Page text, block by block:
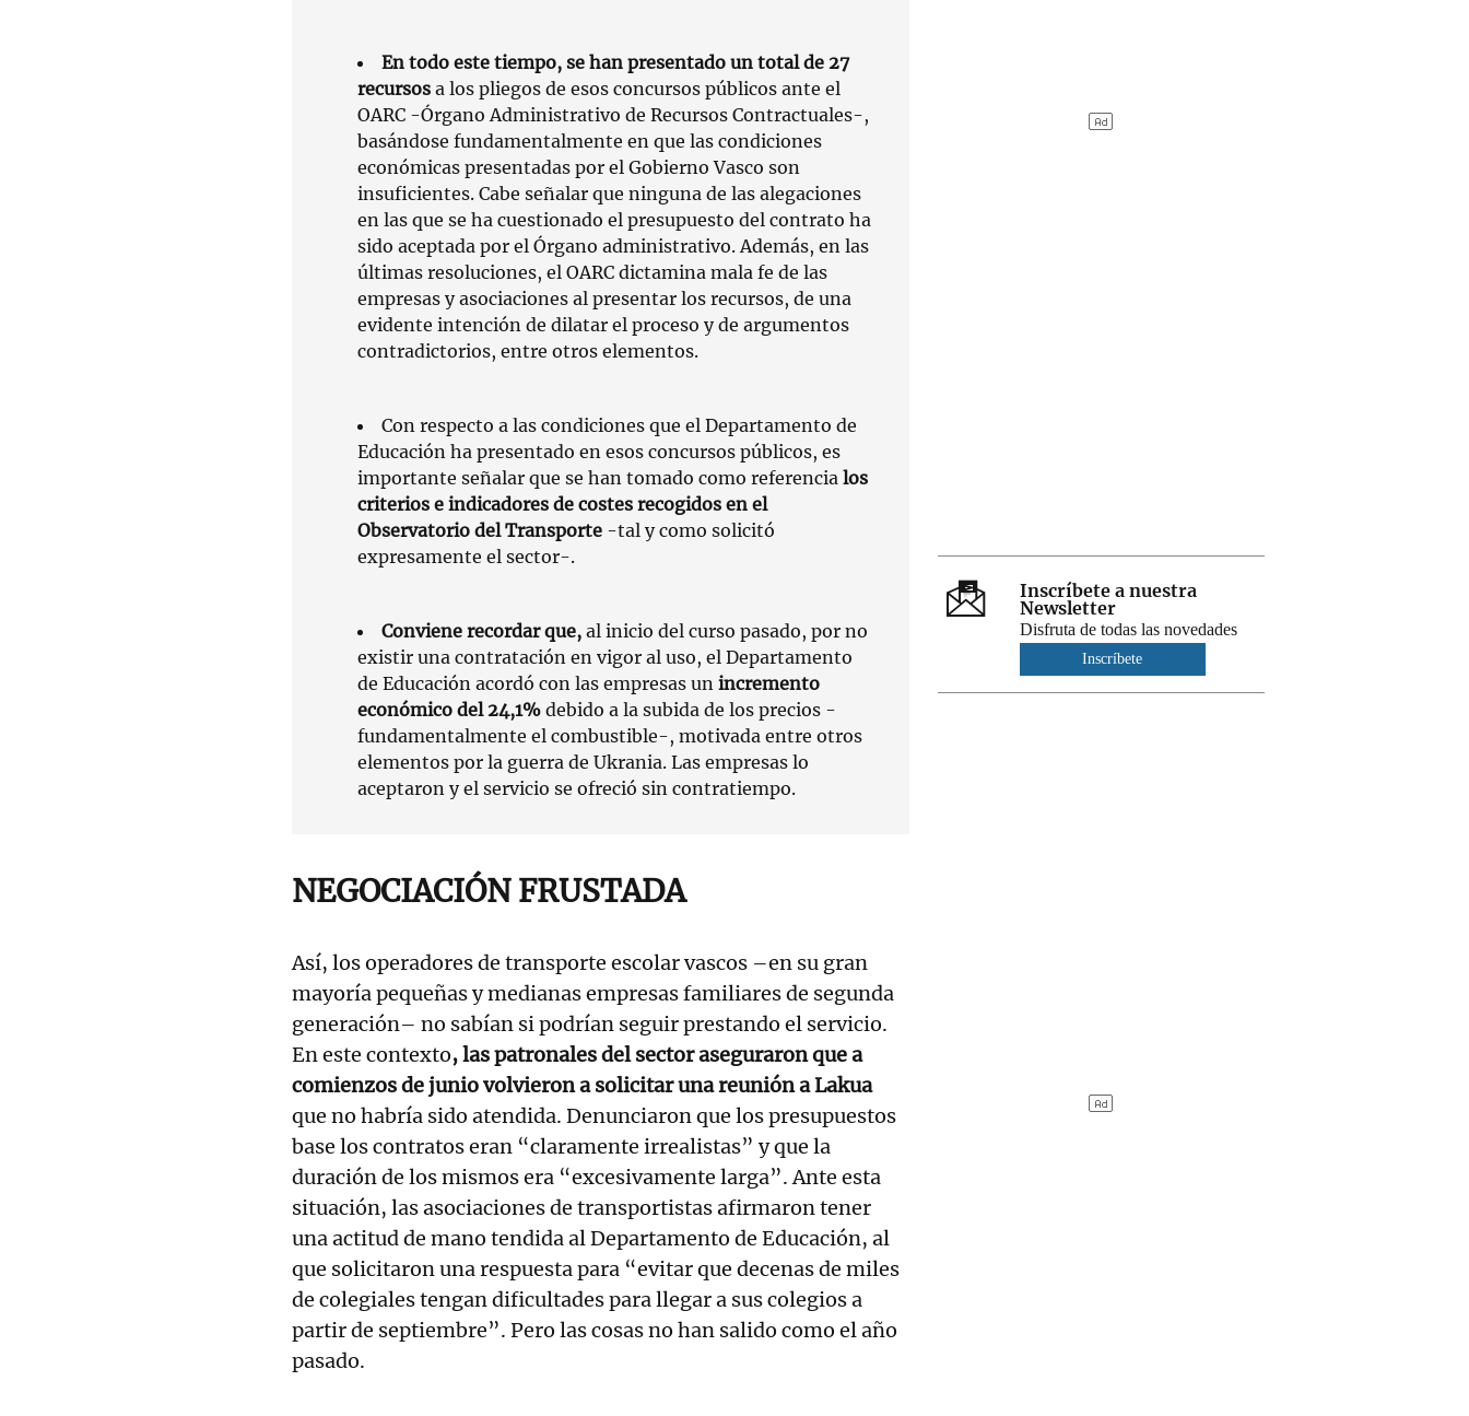
En todo este tiempo, se han presentado un total de 27
recursos a los pliegos de esos concursos públicos ante el
OARC -Órgano Administrativo de Recursos Contractuales-,
basándose fundamentalmente en que las condiciones
económicas presentadas por el Gobierno Vasco son
insuficientes. Cabe señalar que ninguna de las alegaciones
en las que se ha cuestionado el presupuesto del contrato ha
sido aceptada por el Órgano administrativo. Además, en las
últimas resoluciones, el OARC dictamina mala fe de las
empresas y asociaciones al presentar los recursos, de una
evidente intención de dilatar el proceso y de argumentos
contradictorios, entre otros elementos.
Con respecto a las condiciones que el Departamento de
Educación ha presentado en esos concursos públicos, es
importante señalar que se han tomado como referencia los
criterios e indicadores de costes recogidos en el
Observatorio del Transporte -tal y como solicitó
expresamente el sector-.
Conviene recordar que, al inicio del curso pasado, por no
existir una contratación en vigor al uso, el Departamento
de Educación acordó con las empresas un incremento
económico del 24,1% debido a la subida de los precios -
fundamentalmente el combustible-, motivada entre otros
elementos por la guerra de Ukrania. Las empresas lo
aceptaron y el servicio se ofreció sin contratiempo.
NEGOCIACIÓN FRUSTADA
Así, los operadores de transporte escolar vascos –en su gran
mayoría pequeñas y medianas empresas familiares de segunda
generación– no sabían si podrían seguir prestando el servicio.
En este contexto, las patronales del sector aseguraron que a
comienzos de junio volvieron a solicitar una reunión a Lakua
que no habría sido atendida. Denunciaron que los presupuestos
base los contratos eran “claramente irrealistas” y que la
duración de los mismos era “excesivamente larga”. Ante esta
situación, las asociaciones de transportistas afirmaron tener
una actitud de mano tendida al Departamento de Educación, al
que solicitaron una respuesta para “evitar que decenas de miles
de colegiales tengan dificultades para llegar a sus colegios a
partir de septiembre”. Pero las cosas no han salido como el año
pasado.
Inscríbete a nuestra
Newsletter
Disfruta de todas las novedades
Inscríbete